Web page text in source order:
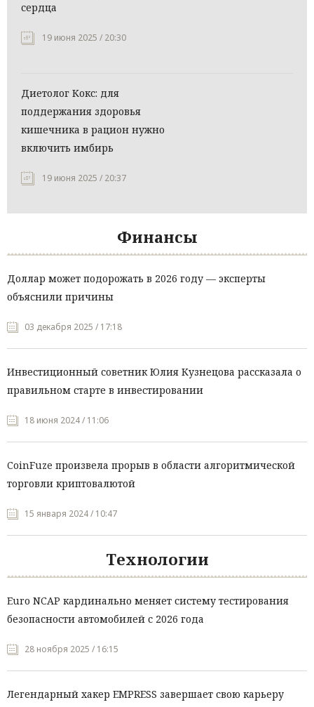
сердца
19 июня 2025 / 20:30
Диетолог Кокс: для
поддержания здоровья
кишечника в рацион нужно
включить имбирь
19 июня 2025 / 20:37
Финансы
Доллар может подорожать в 2026 году — эксперты
объяснили причины
03 декабря 2025 / 17:18
Инвестиционный советник Юлия Кузнецова рассказала о
правильном старте в инвестировании
18 июня 2024 / 11:06
CoinFuze произвела прорыв в области алгоритмической
торговли криптовалютой
15 января 2024 / 10:47
Технологии
Euro NCAP кардинально меняет систему тестирования
безопасности автомобилей с 2026 года
28 ноября 2025 / 16:15
Легендарный хакер EMPRESS завершает свою карьеру